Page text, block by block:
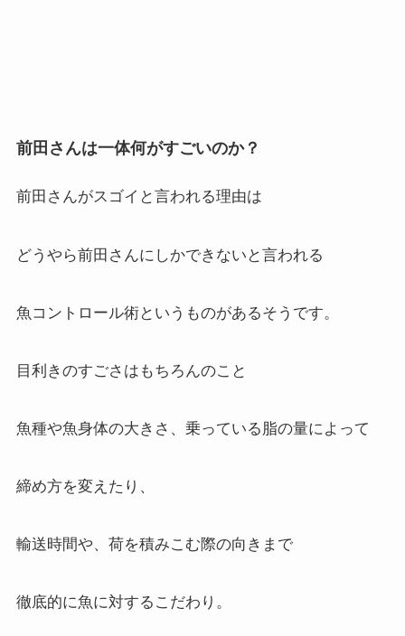
前田さんは一体何がすごいのか？
前田さんがスゴイと言われる理由は
どうやら前田さんにしかできないと言われる
魚コントロール術というものがあるそうです。
目利きのすごさはもちろんのこと
魚種や魚身体の大きさ、乗っている脂の量によって
締め方を変えたり、
輸送時間や、荷を積みこむ際の向きまで
徹底的に魚に対するこだわり。